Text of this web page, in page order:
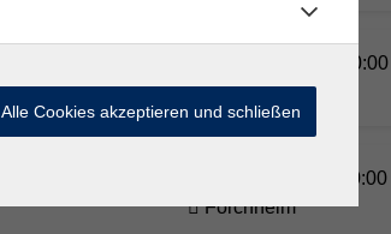
Do. 26.02.2026 20:00
Forchheim
Do. 11.06.2026 20:00
Forchheim
Alle Cookies akzeptieren und schließen